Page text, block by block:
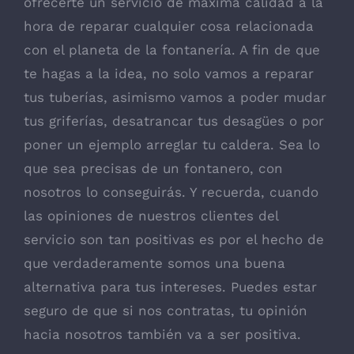
hora de reparar cualquier cosa relacionada
con el planeta de la fontanería. A fin de que
te hagas a la idea, no solo vamos a reparar
tus tuberías, asimismo vamos a poder mudar
tus griferías, desatrancar tus desagües o por
poner un ejemplo arreglar tu caldera. Sea lo
que sea precisas de un fontanero, con
nosotros lo conseguirás. Y recuerda, cuando
las opiniones de nuestros clientes del
servicio son tan positivas es por el hecho de
que verdaderamente somos una buena
alternativa para tus intereses. Puedes estar
seguro de que si nos contratas, tu opinión
hacia nosotros también va a ser positiva.